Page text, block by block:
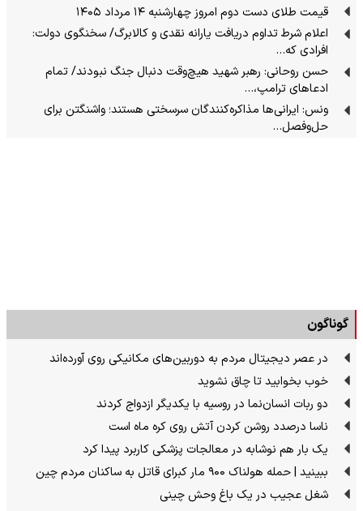
قیمت طلای دست دوم امروز چهارشنبه ۱۴ مرداد ۱۴۰۵
اعلام شرط تداوم دریافت یارانه نقدی و کالابرگ/ سخنگوی دولت:
افرادی که…
حسن روحانی: رهبر شهید هیچ‌وقت دنبال جنگ نبودند/ تمام
ادعاهای ترامپ،…
ونس: ایرانی‌ها مذاکره‌کنندگان سرسختی هستند؛ واشنگتن برای
حل‌وفصل…
گوناگون
در عصر دیجیتال مردم به دوربین‌های مکانیکی روی آورده‌اند
خوب بخوابید تا چاق نشوید
دو ربات انسان‌نما در روسیه با یکدیگر ازدواج کردند
ناسا درصدد روشن کردن آتش روی کره ماه است
یک بار هم نوشابه در معالجات پزشکی کاربرد پیدا کرد
ببینید | حمله هولناک ۹۰۰ مار کبرای قاتل به ساکنان مردم چین
شغل عجیب در یک باغ وحش چینی